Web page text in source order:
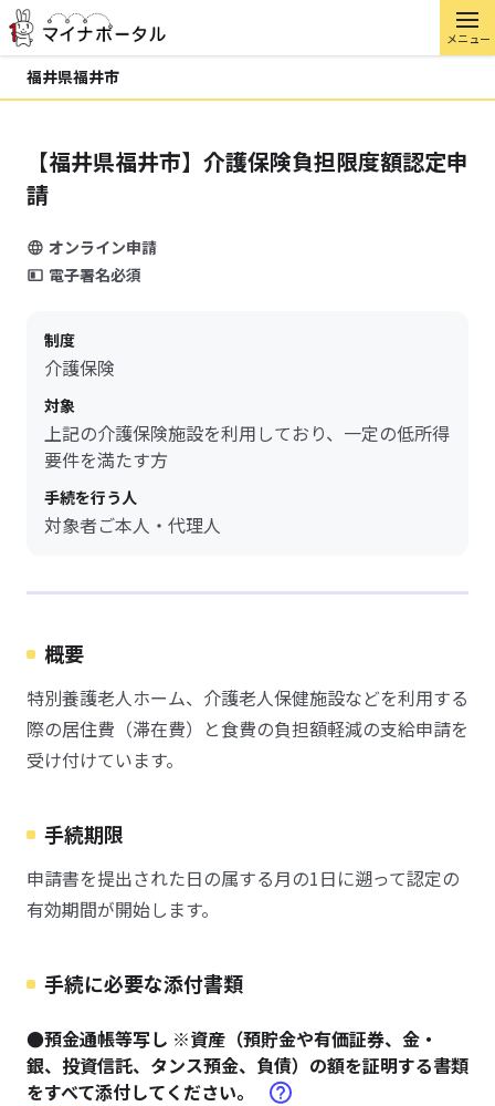
メニュー
福井県福井市
【福井県福井市】介護保険負担限度額認定申
請
オンライン申請
電子署名必須
制度
介護保険
対象
上記の介護保険施設を利用しており、一定の低所得
要件を満たす方
手続を行う人
対象者ご本人・代理人
概要
特別養護老人ホーム、介護老人保健施設などを利用する
際の居住費（滞在費）と食費の負担額軽減の支給申請を
受け付けています。
手続期限
申請書を提出された日の属する月の1日に遡って認定の
有効期間が開始します。
手続に必要な添付書類
●預金通帳等写し ※資産（預貯金や有価証券、金・
銀、投資信託、タンス預金、負債）の額を証明する書類
をすべて添付してください。